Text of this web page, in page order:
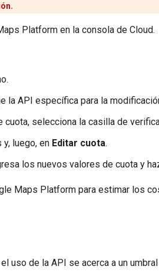
Platform en la consola de Cloud.
la API específica para la
cuota, selecciona la casilla de
y, luego, en Editar cuota.
los nuevos valores de cuota y
Maps Platform para estimar los
uso de la API se acerca a un